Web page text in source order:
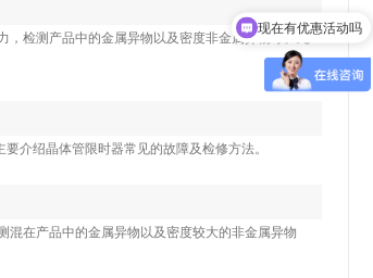
检测产品中的金属异物以及密度非金属异物等。此
介绍晶体管限时器常见的故障及检修方法。
在产品中的金属异物以及密度较大的非金属异物
现在有优惠活动吗